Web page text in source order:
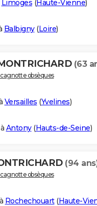
Limoges (Haute-Vienne)
Balbigny(Loire)
(63
obsèques
Versailles (Yvelines)
Antony(Hauts-de-Seine)
(94
obsèques
Rochechouart(Haute-